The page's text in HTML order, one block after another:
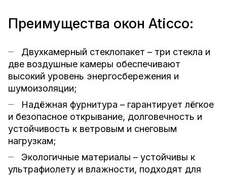
Преимущества окон Aticco:
Двухкамерный стеклопакет – три стекла и
две воздушные камеры обеспечивают
высокий уровень энергосбережения и
шумоизоляции;
Надёжная фурнитура – гарантирует лёгкое
и безопасное открывание, долговечность и
устойчивость к ветровым и снеговым
нагрузкам;
Экологичные материалы – устойчивы к
ультрафиолету и влажности, подходят для